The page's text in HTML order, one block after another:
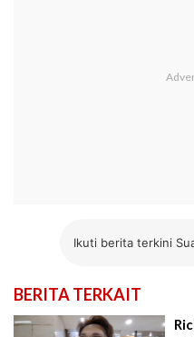
Ikuti berita terkini
BERITA TERKAIT